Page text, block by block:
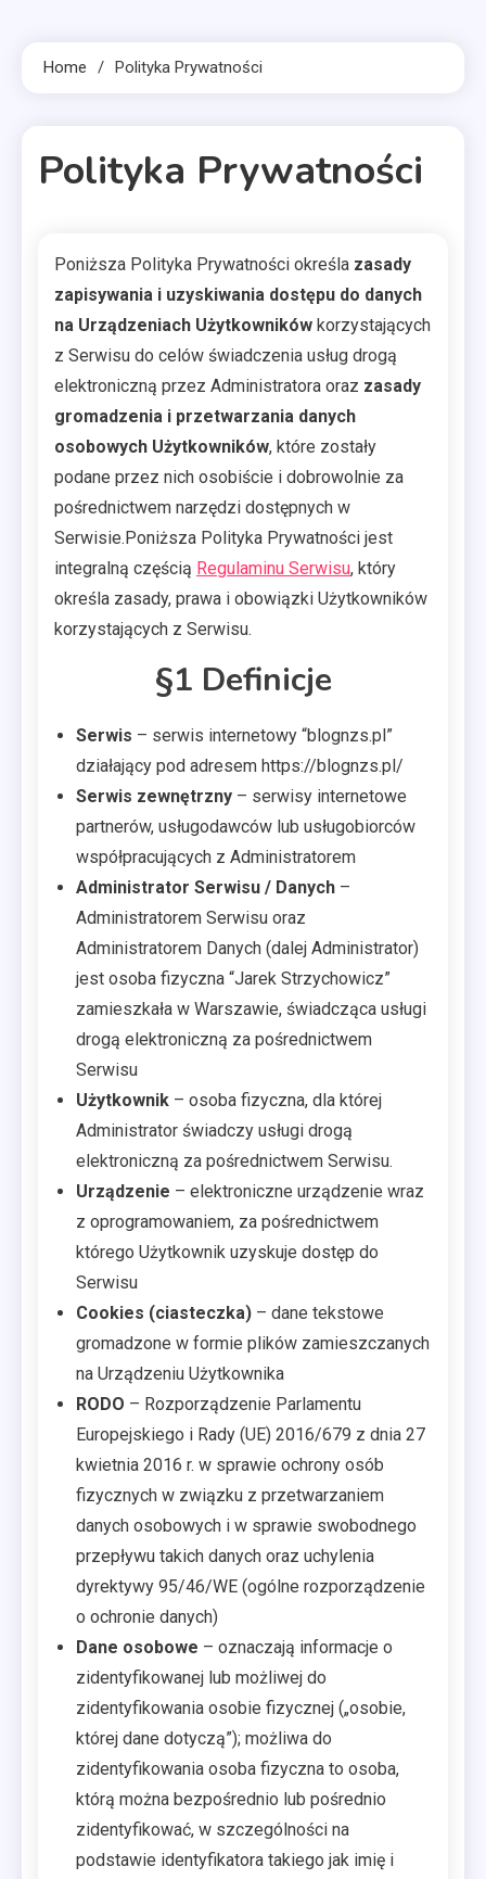
Home Polityka Prywatności
Polityka Prywatności
Poniższa Polityka Prywatności określa zasady
zapisywania i uzyskiwania dostępu do danych
na Urządzeniach Użytkowników korzystających
z Serwisu do celów świadczenia usług drogą
elektroniczną przez Administratora oraz zasady
gromadzenia i przetwarzania danych
osobowych Użytkowników, które zostały
podane przez nich osobiście i dobrowolnie za
pośrednictwem narzędzi dostępnych w
Serwisie.Poniższa Polityka Prywatności jest
integralną częścią Regulaminu Serwisu, który
określa zasady, prawa i obowiązki Użytkowników
korzystających z Serwisu.
§1 Definicje
Serwis – serwis internetowy “blognzs.pl”
działający pod adresem https://blognzs.pl/
Serwis zewnętrzny – serwisy internetowe
partnerów, usługodawców lub usługobiorców
współpracujących z Administratorem
Administrator Serwisu / Danych –
Administratorem Serwisu oraz
Administratorem Danych (dalej Administrator)
jest osoba fizyczna “Jarek Strzychowicz”
zamieszkała w Warszawie, świadcząca usługi
drogą elektroniczną za pośrednictwem
Serwisu
Użytkownik – osoba fizyczna, dla której
Administrator świadczy usługi drogą
elektroniczną za pośrednictwem Serwisu.
Urządzenie – elektroniczne urządzenie wraz
z oprogramowaniem, za pośrednictwem
którego Użytkownik uzyskuje dostęp do
Serwisu
Cookies (ciasteczka) – dane tekstowe
gromadzone w formie plików zamieszczanych
na Urządzeniu Użytkownika
RODO – Rozporządzenie Parlamentu
Europejskiego i Rady (UE) 2016/679 z dnia 27
kwietnia 2016 r. w sprawie ochrony osób
fizycznych w związku z przetwarzaniem
danych osobowych i w sprawie swobodnego
przepływu takich danych oraz uchylenia
dyrektywy 95/46/WE (ogólne rozporządzenie
o ochronie danych)
Dane osobowe – oznaczają informacje o
zidentyfikowanej lub możliwej do
zidentyfikowania osobie fizycznej („osobie,
której dane dotyczą”); możliwa do
zidentyfikowania osoba fizyczna to osoba,
którą można bezpośrednio lub pośrednio
zidentyfikować, w szczególności na
podstawie identyfikatora takiego jak imię i